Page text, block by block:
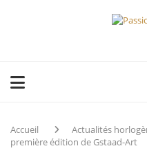
Accueil Actualités
première édition de Gstaad-Art